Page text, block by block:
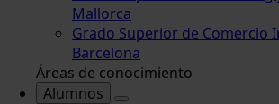
Mallorca
Grado Superior de Comercio
Barcelona
Áreas de conocimiento
Alumnos